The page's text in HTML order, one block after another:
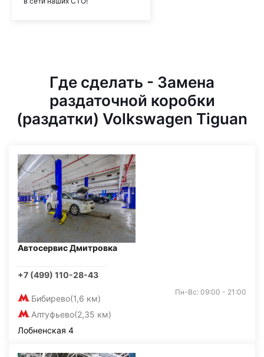
Где сделать - Замена
раздаточной коробки
(раздатки) Volkswagen Tiguan
Автосервис Дмитровка
+7 (499) 110-28-43
Бибирево(1,6 км)
Алтуфьево(2,35 км)
Пн-Вс: 09:00 - 21:00
Лобненская 4